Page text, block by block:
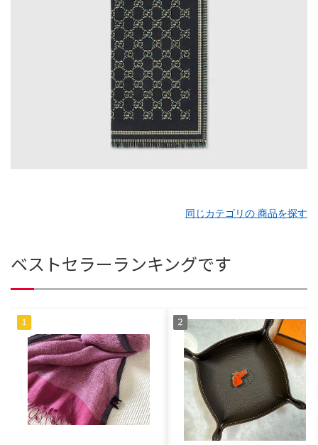
同じカテゴリの 商品を探す
ベストセラーランキングです